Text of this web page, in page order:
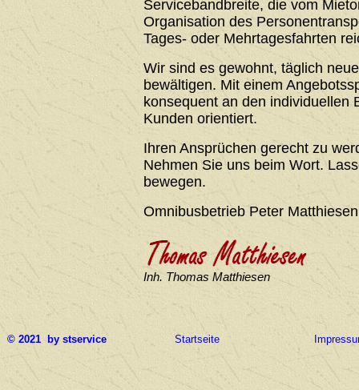
Servicebandbreite, die vom
Organisation des
Tages- oder Mehrtagesfahrten
Wir sind es gewohnt, täglich
bewältigen. Mit einem
konsequent an den individuellen
Kunden orientiert.
Ihren Ansprüchen gerecht zu
Nehmen Sie uns beim Wort.
bewegen.
Omnibusbetrieb Peter Matthiesen
Inh. Thomas Matthiesen
© 2021 by stservice Startseite